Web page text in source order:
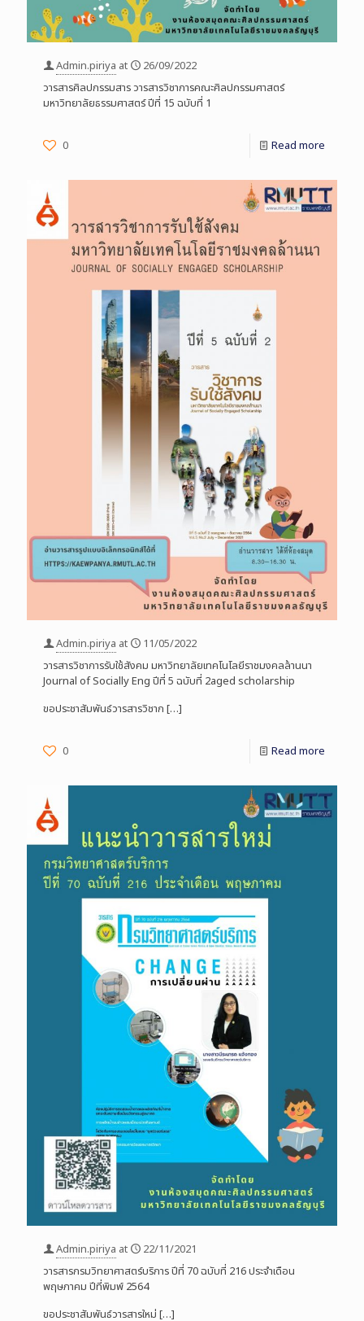
Admin.piriya at
26/09/2022
วารสารศิลปกรรมสาร วารสารวิชาการคณะศิลปกรรมศาสตร์
มหาวิทยาลัยธรรมศาสตร์ ปีที่ 15 ฉบับที่ 1
0 Read more
Admin.piriya at
11/05/2022
วารสารวิชาการรับใช้สังคม มหาวิทยาลัยเทคโนโลยีราชมงคลล้านนา
Journal of Socially Eng ปีที่ 5 ฉบับที่ 2aged scholarship
ขอประชาสัมพันธ์วารสารวิชาก […]
0 Read more
Admin.piriya at
22/11/2021
วารสารกรมวิทยาศาสตร์บริการ ปีที่ 70 ฉบับที่ 216 ประจำเดือน
พฤษภาคม ปีที่พิมพ์ 2564
ขอประชาสัมพันธ์วารสารใหม่ […]